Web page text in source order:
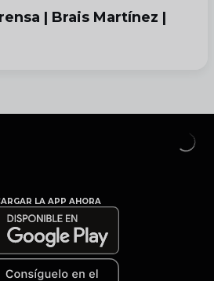
| Brais Martínez |
LA APP AHORA